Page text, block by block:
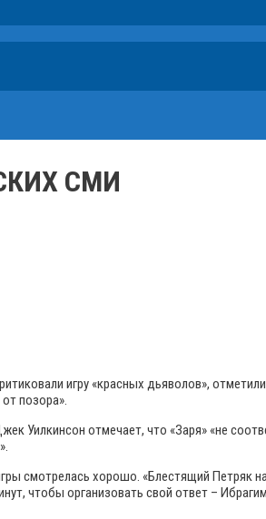
СМИ
игру «красных дьяволов»,
позора».
Уилкинсон отмечает, что «Заря» «не
смотрелась хорошо. «Блестящий Петряк
чтобы организовать свой ответ –